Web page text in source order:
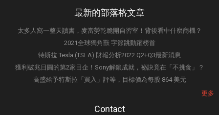
最新的部落格文章
太多人窩一整天讀書，麥當勞乾脆開自習室！背後看中什麼商機？
2021全球獨角獸 字節跳動躍榜首
特斯拉 Tesla (TSLA) 財報分析2022 Q2+Q3最新消息
獲利破兆日圓的第2家日企！Sony解鎖成就，祕訣竟在「不挑食」？
高盛給予特斯拉「買入」評等，目標價為每股 864 美元
更多
Contact